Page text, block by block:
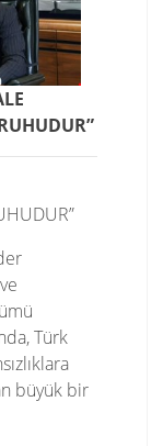
Türk
büyük bir